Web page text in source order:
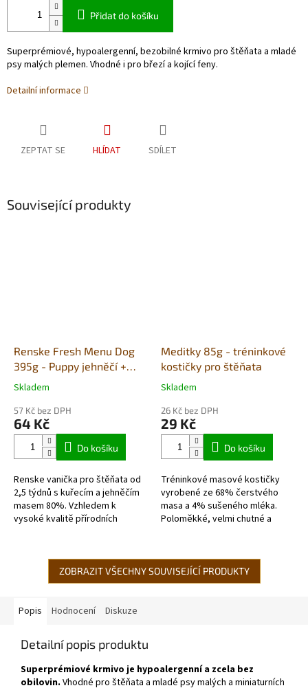
Přidat do košíku
Superprémiové, hypoalergenní, bezobilné krmivo pro štěňata a mladé
psy malých plemen. Vhodné i pro březí a kojící feny.
Detailní informace
ZEPTAT SE HLÍDAT SDÍLET
Související produkty
Renske Fresh Menu Dog
395g - Puppy jehněčí +
kuřecí
Průměrné
produktu
je
hvězdiček.
Skladem
57 Kč bez DPH
64 Kč
Do košíku
Renske vanička pro štěňata od
2,5 týdnů s kuřecím a jehněčím
masem 80%. Vzhledem k
vysoké kvalitě přírodních
toto krmivo...
Meditky 85g - tréninkové
kostičky pro štěňata
Průměrné
produktu
je
hvězdiček.
Skladem
26 Kč bez DPH
29 Kč
Do košíku
Tréninkové masové kostičky
vyrobené ze 68% čerstvého
masa a 4% sušeného mléka.
Poloměkké, velmi chutné a
ZOBRAZIT VŠECHNY SOUVISEJÍCÍ PRODUKTY
Popis Hodnocení Diskuze
Detailní popis produktu
Superprémiové krmivo je hypoalergenní a zcela bez
obilovin. Vhodné pro štěňata a mladé psy malých a miniaturních